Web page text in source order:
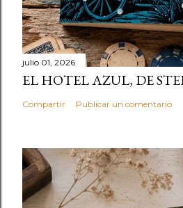
julio 01, 2026
EL HOTEL AZUL, DE
Compartir Publicar un comentario